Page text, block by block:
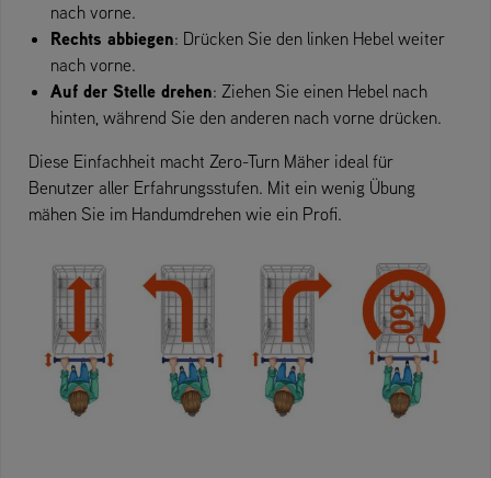
nach vorne.
Rechts abbiegen: Drücken Sie den linken Hebel weiter
nach vorne.
Auf der Stelle drehen: Ziehen Sie einen Hebel nach
hinten, während Sie den anderen nach vorne drücken.
Diese Einfachheit macht Zero-Turn Mäher ideal für
Benutzer aller Erfahrungsstufen. Mit ein wenig Übung
mähen Sie im Handumdrehen wie ein Profi.